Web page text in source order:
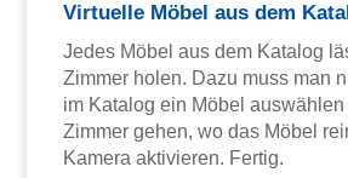
Virtuelle Möbel aus dem
Jedes Möbel aus dem Katalog
Zimmer holen. Dazu muss man
im Katalog ein Möbel
Zimmer gehen, wo das Möbel
Kamera aktivieren. Fertig.